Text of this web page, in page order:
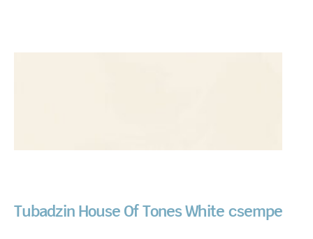
Tubadzin House Of Tones White csempe